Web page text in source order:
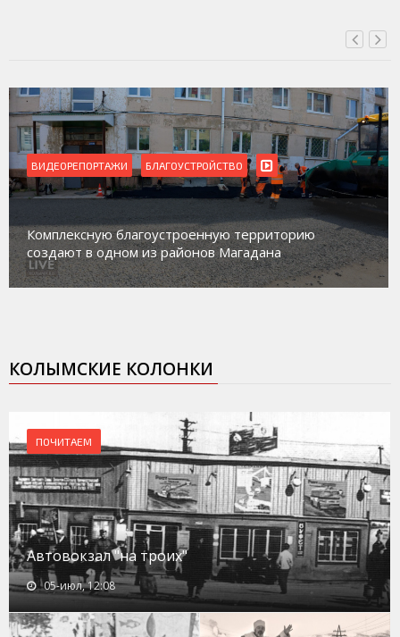
ВИДЕОРЕПОРТАЖИ
Магадан присоединился к пилотному проекту по
работе с несовершеннолетними из групп
социального риска «Переправа»
КОЛЫМСКИЕ КОЛОНКИ
ПОЧИТАЕМ
Автовокзал "на троих"
05-июл, 12:08